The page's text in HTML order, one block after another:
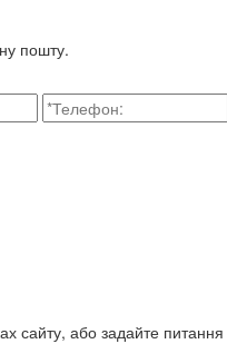
пошту.
сайту, або задайте